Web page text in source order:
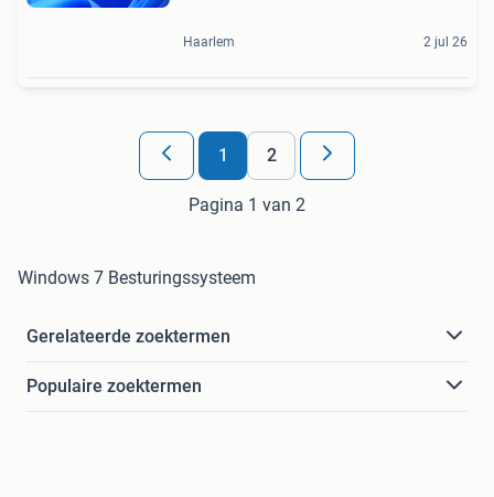
Haarlem 2 jul 26
1 2
Pagina 1 van 2
Windows 7 Besturingssysteem
Gerelateerde zoektermen
Populaire zoektermen